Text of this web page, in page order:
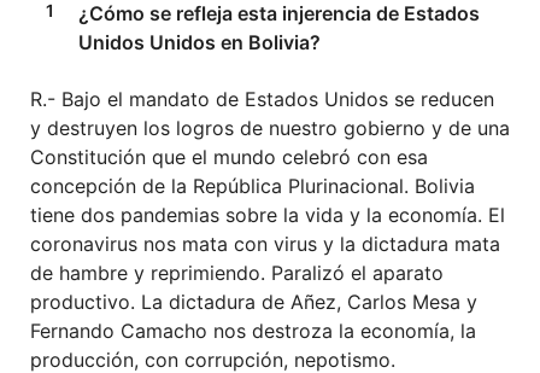
¿Cómo se refleja esta injerencia de Estados
Unidos Unidos en Bolivia?
R.- Bajo el mandato de Estados Unidos se reducen
y destruyen los logros de nuestro gobierno y de una
Constitución que el mundo celebró con esa
concepción de la República Plurinacional. Bolivia
tiene dos pandemias sobre la vida y la economía. El
coronavirus nos mata con virus y la dictadura mata
de hambre y reprimiendo. Paralizó el aparato
productivo. La dictadura de Añez, Carlos Mesa y
Fernando Camacho nos destroza la economía, la
producción, con corrupción, nepotismo.